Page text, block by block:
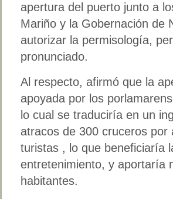
apertura del puerto junto a
Mariño y la Gobernación de
autorizar la permisología,
pronunciado.
Al respecto, afirmó que la
apoyada por los
lo cual se traduciría en un
atracos de 300 cruceros
turistas , lo que beneficiaría
entretenimiento, y aportaría
habitantes.